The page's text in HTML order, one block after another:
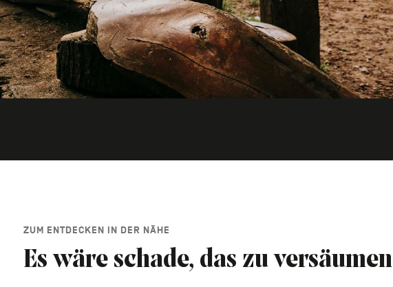
ZUM ENTDECKEN IN DER NÄHE
Es wäre schade, das zu versäumen